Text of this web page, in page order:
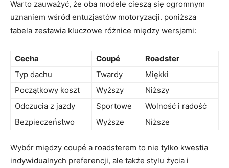
Warto zauważyć, że ‍oba modele⁣ cieszą się⁣ ogromnym
uznaniem wśród ‍entuzjastów motoryzacji. poniższa
‍tabela zestawia‍ kluczowe różnice między wersjami:
Cecha Coupé
Roadster
Typ ⁤dachu
Twardy
Miękki
Początkowy‌ koszt
Wyższy
Niższy
Odczucia⁢ z jazdy
Sportowe
Wolność i radość
Bezpieczeństwo
Wyższe Niższe
Wybór⁢ między coupé a roadsterem to ‍nie tylko⁢ kwestia
indywidualnych ‍preferencji, ale‍ także ‌stylu⁢ życia‌ i